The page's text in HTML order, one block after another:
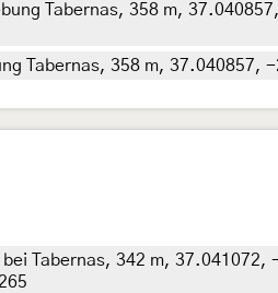
Tabernas, 358 m,
Tabernas, 358 m,
Tabernas, 342 m,